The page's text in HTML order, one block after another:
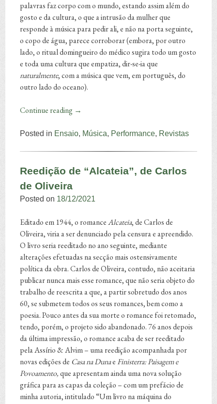
palavras faz corpo com o mundo, estando assim além do
gosto e da cultura, o que a intrusão da mulher que
responde à música para pedir ali, e não na porta seguinte,
o copo de água, parece corroborar (embora, por outro
lado, o ritual domingueiro do médico sugira todo um gosto
e toda uma cultura que empatiza, dir-se-ia que
naturalmente, com a música que vem, em português, do
outro lado do oceano).
Continue reading →
Posted in Ensaio, Música, Performance, Revistas
Reedição de “Alcateia”, de Carlos
de Oliveira
Posted on 18/12/2021
Editado em 1944, o romanceAlcateia, de Carlos de
Oliveira, viria a ser denunciado pela censura e apreendido.
O livro seria reeditado no ano seguinte, mediante
alterações efetuadas na secção mais ostensivamente
política da obra. Carlos de Oliveira, contudo, não aceitaria
publicar nunca mais esse romance, que não seria objeto do
trabalho de reescrita a que, a partir sobretudo dos anos
60, se submetem todos os seus romances, bem como a
poesia. Pouco antes da sua morte o romance foi retomado,
tendo, porém, o projeto sido abandonado. 76 anos depois
da última impressão, o romance acaba de ser reeditado
pela Assírio & Alvim – uma reedição acompanhada por
novas edições de Casa na Dunae Finisterra: Paisagem e
Povoamento,que apresentam ainda uma nova solução
gráfica para as capas da coleção – com um prefácio de
minha autoria, intitulado “Um livro na máquina do